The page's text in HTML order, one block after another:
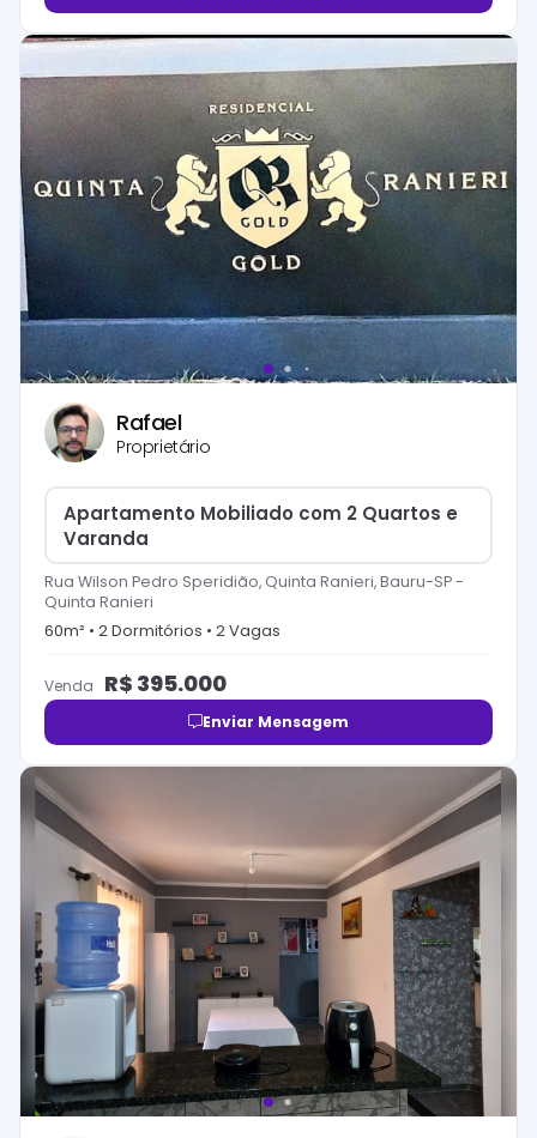
Rafael
Proprietário
Apartamento Mobiliado com 2 Quartos e
Varanda
Rua Wilson Pedro Speridião, Quinta Ranieri, Bauru-SP-
Quinta Ranieri
60m² • 2Dormitórios • 2Vagas
Venda R$ 395.000
Enviar Mensagem